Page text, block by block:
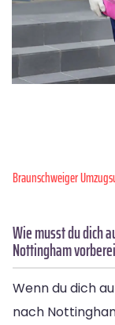
Braunschweiger
Wie musst du dich
Nottingham
Wenn du dich
nach